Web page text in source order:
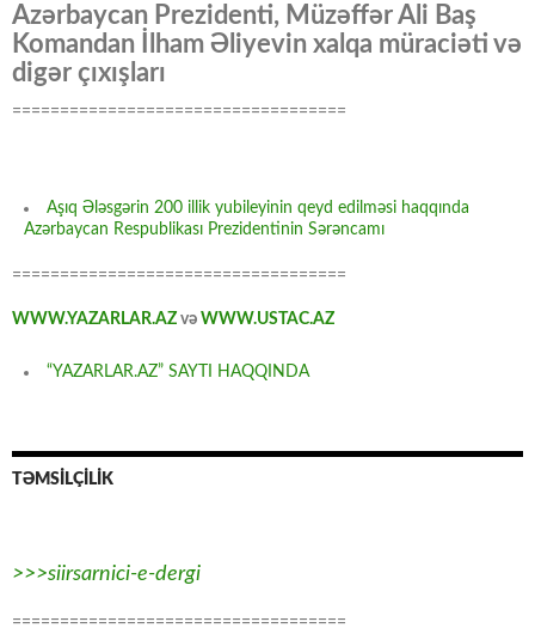
Azərbaycan Prezidenti, Müzəffər Ali Baş
Komandan İlham Əliyevin xalqa müraciəti və
digər çıxışları
===================================
Aşıq Ələsgərin 200 illik yubileyinin qeyd edilməsi haqqında
Azərbaycan Respublikası Prezidentinin Sərəncamı
===================================
WWW.YAZARLAR.AZ və WWW.USTAC.AZ
“YAZARLAR.AZ” SAYTI HAQQINDA
TƏMSİLÇİLİK
>>>siirsarnici-e-dergi
===================================